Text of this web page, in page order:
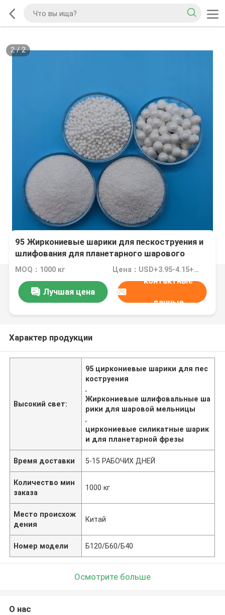
2/2
95 Жиркониевые шарики для пескоструения и
шлифования для планетарного шарового
мельницы
MOQ：1000 кг Цена：USD+3.95-4.15+Kg
Лучшая цена
контактные
данные
Характер продукции
Высокий свет:
95 циркониевые шарики для пес
коструения
,
Жиркониевые шлифовальные ша
рики для шаровой мельницы
,
циркониевые силикатные шарик
и для планетарной фрезы
Время доставки 5-15 РАБОЧИХ ДНЕЙ
Количество мин
заказа
1000 кг
Место происхож
дения
Китай
Номер модели Б120/Б60/Б40
Осмотрите больше
О нас